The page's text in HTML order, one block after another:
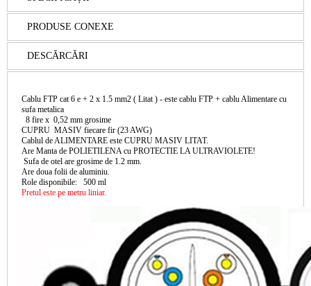
PRODUSE CONEXE
DESCĂRCĂRI
Cablu FTP cat 6 e + 2 x 1.5 mm2 ( Litat ) - este cablu FTP + cablu Alimentare cu
sufa metalica
8 fire x 0,52 mm grosime
CUPRU MASIV fiecare fir (23 AWG)
Cablul de ALIMENTARE este CUPRU MASIV LITAT.
Are Manta de POLIETILENA cu PROTECTIE LA ULTRAVIOLETE!
Sufa de otel are grosime de 1.2 mm.
Are doua folii de aluminiu.
Role disponibile: 500 ml
Pretul este pe metru liniar.